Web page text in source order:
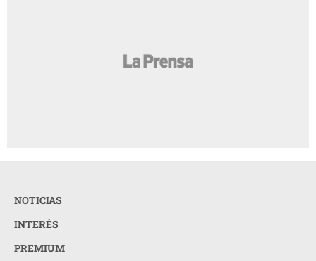
NOTICIAS
INTERÉS
PREMIUM